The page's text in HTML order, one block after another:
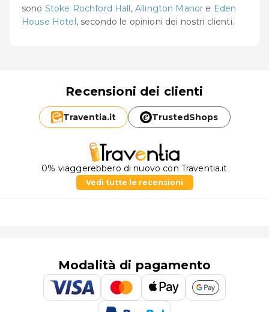
sono Stoke Rochford Hall, Allington Manor e Eden
House Hotel, secondo le opinioni dei nostri clienti.
Recensioni dei clienti
Traventia.it TrustedShops
0% viaggerebbero di nuovo con Traventia.it
Vedi tutte le recensioni
Modalità di pagamento